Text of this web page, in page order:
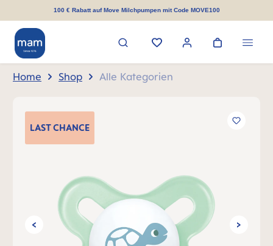
springen100 € Rabatt auf Move Milchpumpen mit Code MOVE100
Home Shop Alle Kategorien
LASTCHANCE